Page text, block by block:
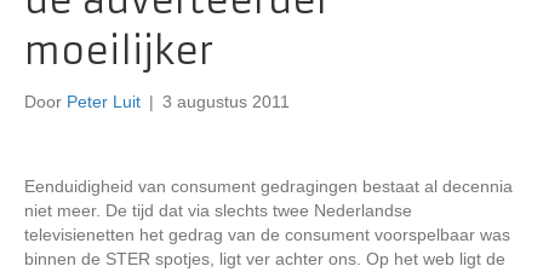
moeilijker
Door Peter Luit | 3 augustus 2011
Eenduidigheid van consument gedragingen bestaat al decennia
niet meer. De tijd dat via slechts twee Nederlandse
televisienetten het gedrag van de consument voorspelbaar was
binnen de STER spotjes, ligt ver achter ons. Op het web ligt de